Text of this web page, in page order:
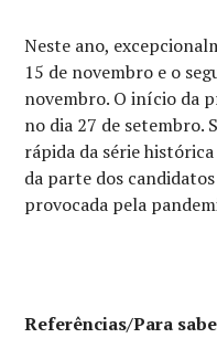
Neste ano,
15 de novembro e o
novembro. O início da
no dia 27 de setembro.
rápida da série
da parte dos
provocada pela
Referências/Para